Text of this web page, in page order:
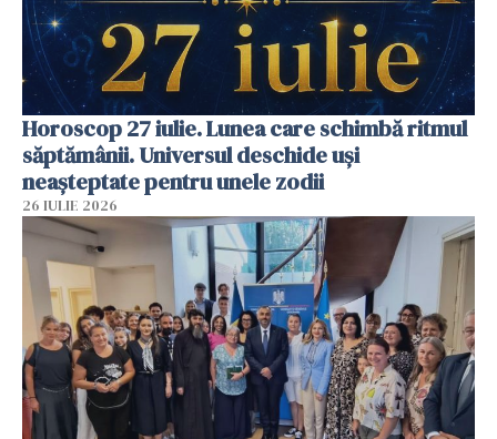
Horoscop 27 iulie. Lunea care schimbă ritmul
săptămânii. Universul deschide uși
neașteptate pentru unele zodii
26 IULIE 2026